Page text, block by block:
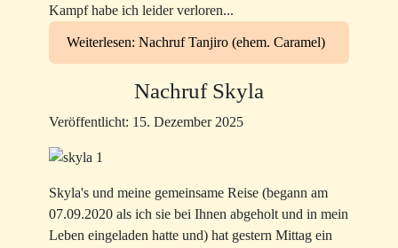
Kampf habe ich leider verloren...
Weiterlesen: Nachruf Tanjiro (ehem. Caramel)
Nachruf Skyla
Veröffentlicht: 15. Dezember 2025
Skyla's und meine gemeinsame Reise (begann am
07.09.2020 als ich sie bei Ihnen abgeholt und in mein
Leben eingeladen hatte und) hat gestern Mittag ein